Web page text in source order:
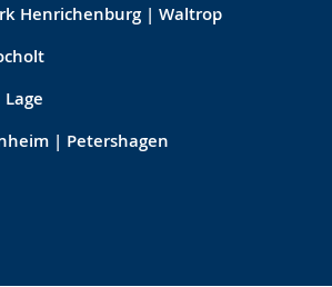
Henrichenburg | Waltrop
| Petershagen